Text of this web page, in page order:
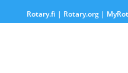
Rotary.fi | Rotary.org|